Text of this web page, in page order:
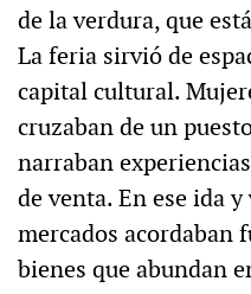
de la verdura, que
La feria sirvió de
capital cultural.
cruzaban de un
narraban
de venta. En ese ida
mercados acordaban
bienes que abundan